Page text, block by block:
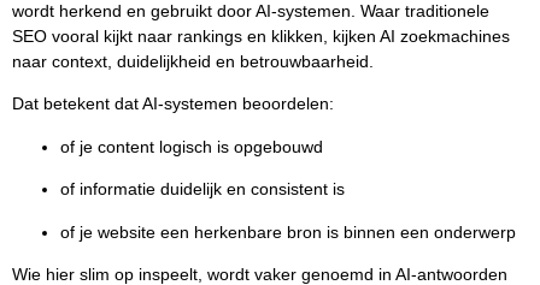
wordt herkend en gebruikt door AI-systemen. Waar traditionele
SEO vooral kijkt naar rankings en klikken, kijken AI zoekmachines
naar context, duidelijkheid en betrouwbaarheid.
Dat betekent dat AI-systemen beoordelen:
of je content logisch is opgebouwd
of informatie duidelijk en consistent is
of je website een herkenbare bron is binnen een onderwerp
Wie hier slim op inspeelt, wordt vaker genoemd in AI-antwoorden